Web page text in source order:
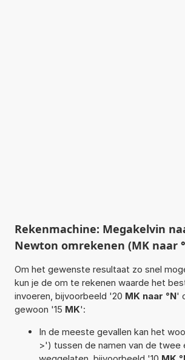
Rekenmachine: Megakelvin
Newton omrekenen (MK naar
Om het gewenste resultaat zo snel
kun je de om te rekenen waarde het
invoeren, bijvoorbeeld '20 MK naar °N'
gewoon '15 MK':
In de meeste gevallen kan het
>') tussen de namen van de twee